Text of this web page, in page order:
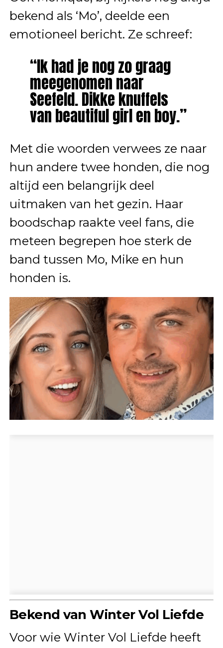
bekend als ‘Mo’, deelde een
emotioneel bericht. Ze schreef:
“Ik had je nog zo graag
meegenomen naar
Seefeld. Dikke knuffels
van beautiful girl en boy.”
Met die woorden verwees ze naar
hun andere twee honden, die nog
altijd een belangrijk deel
uitmaken van het gezin. Haar
boodschap raakte veel fans, die
meteen begrepen hoe sterk de
band tussen Mo, Mike en hun
honden is.
Bekend van Winter Vol Liefde
Voor wie Winter Vol Liefde heeft